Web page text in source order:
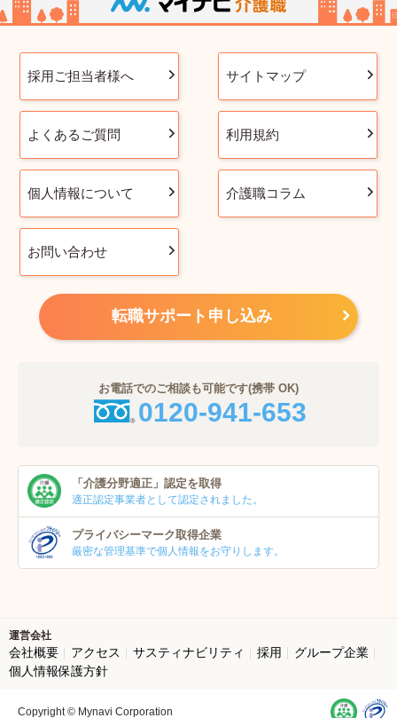
採用ご担当者様へ サイトマップ
よくあるご質問 利用規約
個人情報について 介護職コラム
お問い合わせ
転職サポート申し込み
お電話でのご相談も可能です(携帯 OK)
0120-941-653
「介護分野適正」 認定を取得
適正認定事業者として認定されました。
プライバシーマーク取得企業
厳密な管理基準で個人情報をお守りします。
運営会社
会社概要 アクセス サスティナビリティ 採用
グループ企業
個人情報保護方針
Copyright © Mynavi Corporation